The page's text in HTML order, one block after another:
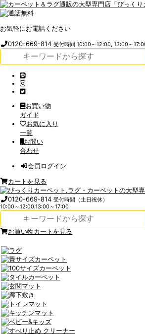
お気軽にお電話ください
0120-669-814受付時間 10:00～12:00, 13:00～
お買い物
ガイド
お気に入り
一覧
お問い
合わせ
会員ログイン
カートを見る
0120-669-814受付時間（土日祝休）
10:00～12:00,13:00～17:00
お買い物カートを見る